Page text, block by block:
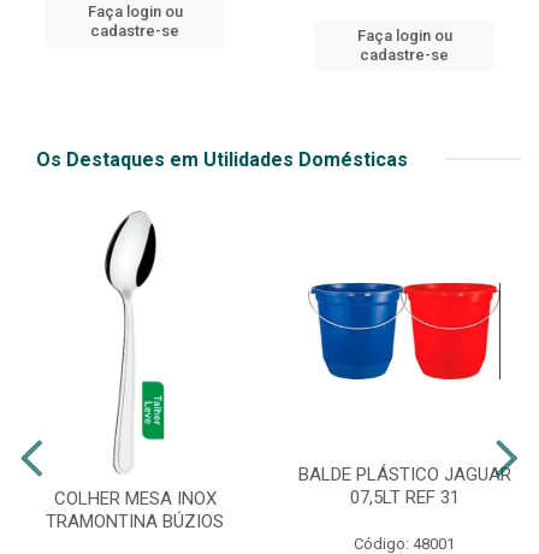
Faça login ou
cadastre-se
Faça login ou
cadastre-se
Os Destaques em Utilidades Domésticas
COLHER MESA INOX
TRAMONTINA BÚZIOS
BALDE PLÁSTICO JAGUAR
07,5LT REF 31
Código: 48001